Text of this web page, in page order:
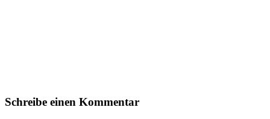
Schreibe einen Kommentar